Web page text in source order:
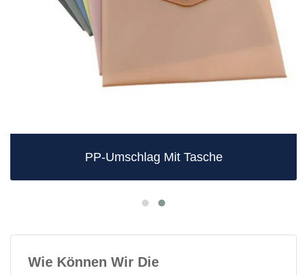
PP-Umschlag Mit Tasche
Wie Können Wir Die